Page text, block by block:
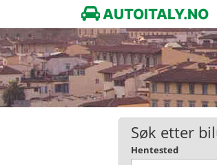
AUTOITALY.NO
Søk etter
Hentested